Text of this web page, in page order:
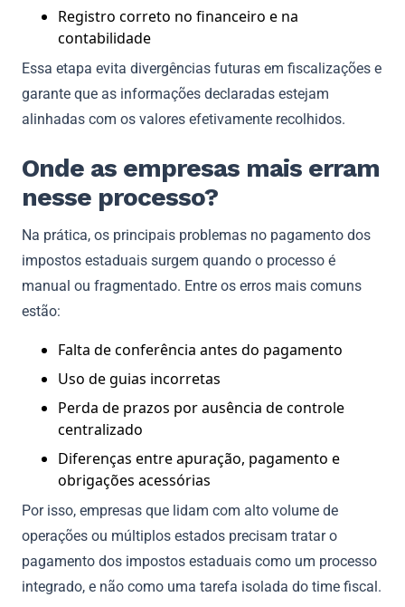
Registro correto no financeiro e na
contabilidade
Essa etapa evita divergências futuras em fiscalizações e
garante que as informações declaradas estejam
alinhadas com os valores efetivamente recolhidos.
Onde as empresas mais erram
nesse processo?
Na prática, os principais problemas no pagamento dos
impostos estaduais surgem quando o processo é
manual ou fragmentado. Entre os erros mais comuns
estão:
Falta de conferência antes do pagamento
Uso de guias incorretas
Perda de prazos por ausência de controle
centralizado
Diferenças entre apuração, pagamento e
obrigações acessórias
Por isso, empresas que lidam com alto volume de
operações ou múltiplos estados precisam tratar o
pagamento dos impostos estaduais como um processo
integrado, e não como uma tarefa isolada do time fiscal.